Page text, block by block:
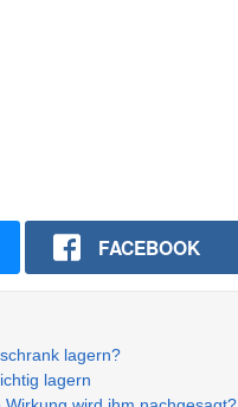
FACEBOOK
lagern?
lagern